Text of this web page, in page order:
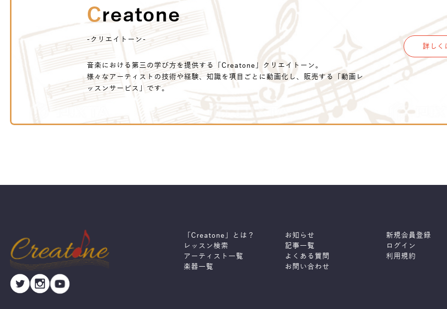
Creatone
-クリエイトーン-
音楽における第三の学び方を提供する「Creatone」クリエイトーン。
様々なアーティストの技術や経験、知識を項目ごとに動画化し、販売する「動画レ
ッスンサービス」です。
詳しく
「Creatone」とは？
レッスン検索
アーティスト一覧
楽器一覧
お知らせ
記事一覧
よくある質問
お問い合わせ
新規会員登録
ログイン
利用規約